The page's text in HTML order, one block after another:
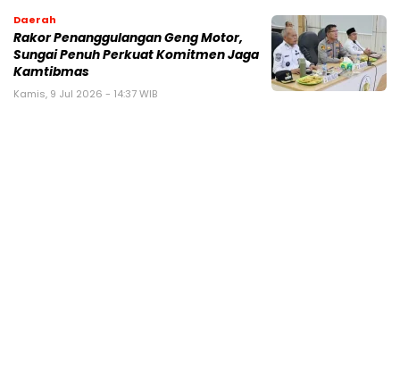
Daerah
Rakor Penanggulangan Geng Motor,
Sungai Penuh Perkuat Komitmen Jaga
Kamtibmas
Kamis, 9 Jul 2026 - 14:37 WIB